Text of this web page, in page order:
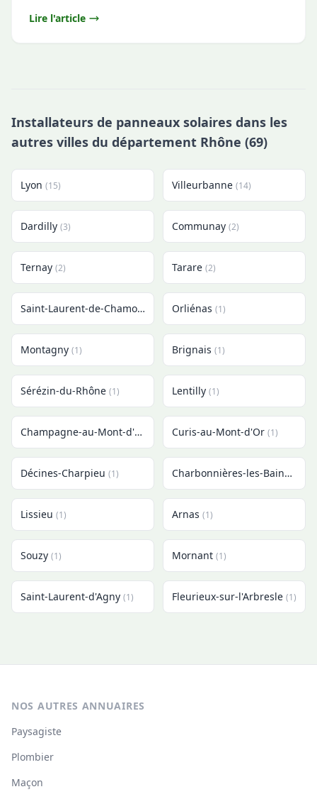
Lire l'article
Installateurs de panneaux solaires dans les
autres villes du département Rhône (69)
Lyon (15) Villeurbanne (14)
Dardilly (3) Communay (2)
Ternay (2) Tarare (2)
Saint-Laurent-de-Chamousset (2)Orliénas (1)
Montagny (1) Brignais (1)
Sérézin-du-Rhône (1) Lentilly (1)
Champagne-au-Mont-d'Or Curis-au-Mont-d'Or (1)
Décines-Charpieu (1) Charbonnières-les-Bains
Lissieu (1) Arnas (1)
Souzy (1) Mornant (1)
Saint-Laurent-d'Agny (1) Fleurieux-sur-l'Arbresle (1)
NOS AUTRES ANNUAIRES
Paysagiste
Plombier
Maçon